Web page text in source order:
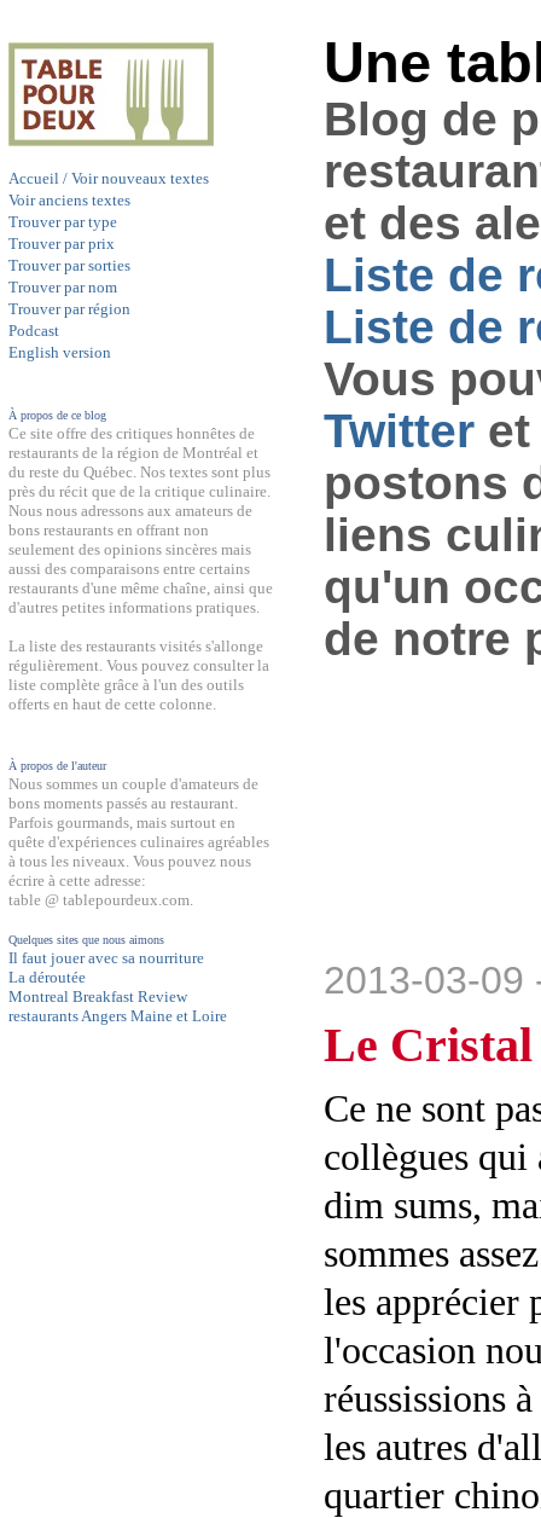
Accueil / Voir nouveaux textes
Voir anciens textes
Trouver par type
Trouver par prix
Trouver par sorties
Trouver par nom
Trouver par région
Podcast
English version
À propos de ce blog
Ce site offre des critiques honnêtes de
restaurants de la région de Montréal et
du reste du Québec. Nos textes sont plus
près du récit que de la critique culinaire.
Nous nous adressons aux amateurs de
bons restaurants en offrant non
seulement des opinions sincères mais
aussi des comparaisons entre certains
restaurants d'une même chaîne, ainsi que
d'autres petites informations pratiques.
La liste des restaurants visités s'allonge
régulièrement. Vous pouvez consulter la
liste complète grâce à l'un des outils
offerts en haut de cette colonne.
À propos de l'auteur
Nous sommes un couple d'amateurs de
bons moments passés au restaurant.
Parfois gourmands, mais surtout en
quête d'expériences culinaires agréables
à tous les niveaux. Vous pouvez nous
écrire à cette adresse:
table @ tablepourdeux.com.
Quelques sites que nous aimons
Il faut jouer avec sa nourriture
La déroutée
Montreal Breakfast Review
restaurants Angers Maine et Loire
Une
Blog de
et des
Liste de
Liste de
Vous
Twitter
postons
liens
qu'un
de notre
2013-03-09
Le
Ce ne sont
collègues qui
dim sums,
sommes
les apprécier
l'occasion
réussissions
les autres
quartier